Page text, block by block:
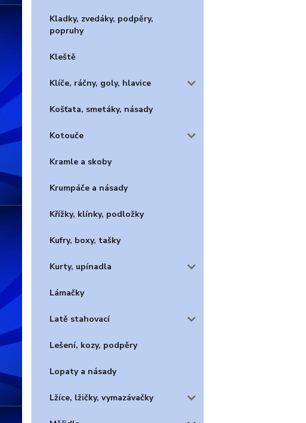
Kladky, zvedáky, podpěry,
popruhy
Kleště
Klíče, ráčny, goly, hlavice
Košťata, smetáky, násady
Kotouče
Kramle a skoby
Krumpáče a násady
Křížky, klínky, podložky
Kufry, boxy, tašky
Kurty, upínadla
Lámačky
Latě stahovací
Lešení, kozy, podpěry
Lopaty a násady
Lžíce, lžičky, vymazávačky